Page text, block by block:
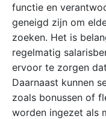
functie en
geneigd zijn om
zoeken. Het is
regelmatig
ervoor te zorgen
Daarnaast kunnen
zoals bonussen of
worden ingezet als